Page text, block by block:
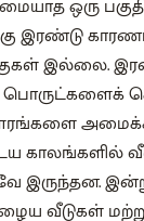
ஒரு
இரண்டு
இல்லை.
பொருட்களைக்
காலங்களில்
இருந்தன.
வீடுகள்